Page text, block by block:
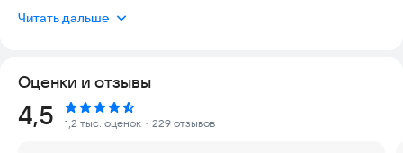
- Широкий выбор рыболовных снастей
- Реалистичная симуляция погоды, влияющая на повадки рыб
- Разные виды рыб ловятся в разное время суток
- Возможность рыбачить на 2 удочки сразу
- Широкий выбор рыболовных снастей: Поплавочная удочка,
Читать дальше
Оценки и отзывы
Рейтинг:
4,5 1,2 тыс. оценок ・229 отзывов